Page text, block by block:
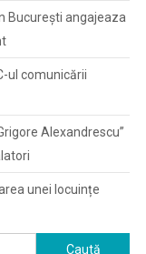
București angajeaza
ul comunicării
Alexandrescu”
unei locuințe
Caută